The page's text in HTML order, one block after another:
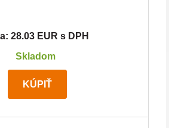
28.03 EUR s DPH
Skladom
KÚPIŤ